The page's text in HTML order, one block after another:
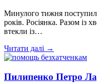
Минулого тижня
років. Росіянка. Разом із
втекли із…
Читати далі →
Пилипенко Петро